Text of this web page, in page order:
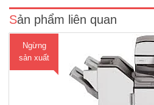
Sản phẩm liên quan
Ngừng
sản xuất